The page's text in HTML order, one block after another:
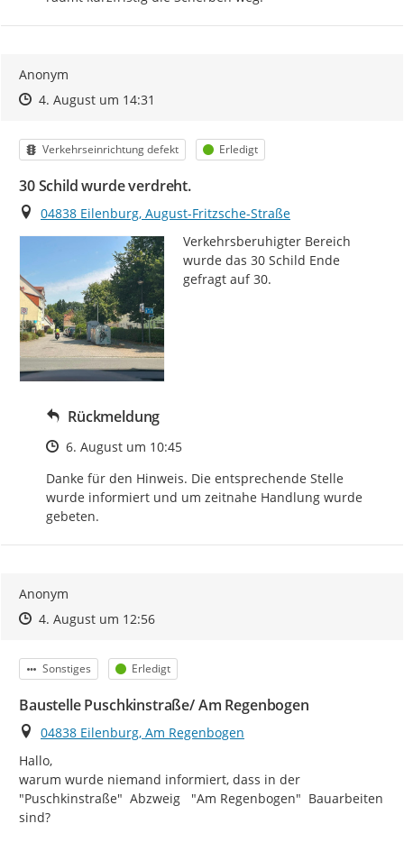
Anonym
Zeitpunkt des Erstellens
Zeitpunkt des Erstellens
4. August um 14:31
Kategorie
Verkehrseinrichtung defekt Status
Erledigt
30 Schild wurde verdreht.
Ort
04838 Eilenburg, August-Fritzsche-Straße
Verkehrsberuhigter Bereich
wurde das 30 Schild Ende
gefragt auf 30.
Rückmeldung
Zeitpunkt des Erstellens
6. August um 10:45
Danke für den Hinweis. Die entsprechende Stelle
wurde informiert und um zeitnahe Handlung wurde
gebeten.
Anonym
Zeitpunkt des Erstellens
Zeitpunkt des Erstellens
4. August um 12:56Zur Äußerung
Kategorie
Sonstiges Status
Erledigt
Baustelle Puschkinstraße/ Am Regenbogen
Ort
04838 Eilenburg, Am Regenbogen
Hallo,
warum wurde niemand informiert, dass in der
"Puschkinstraße"  Abzweig   "Am Regenbogen"  Bauarbeiten
sind?